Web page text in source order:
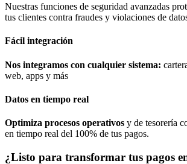
Nuestras funciones de seguridad avanzadas
tus clientes contra fraudes y violaciones de
Fácil integración
Nos integramos con cualquier sistema:
web, apps y más
Datos en tiempo real
Optimiza procesos operativos y de tesorería
en tiempo real del 100% de tus pagos.
¿Listo para transformar tus pagos